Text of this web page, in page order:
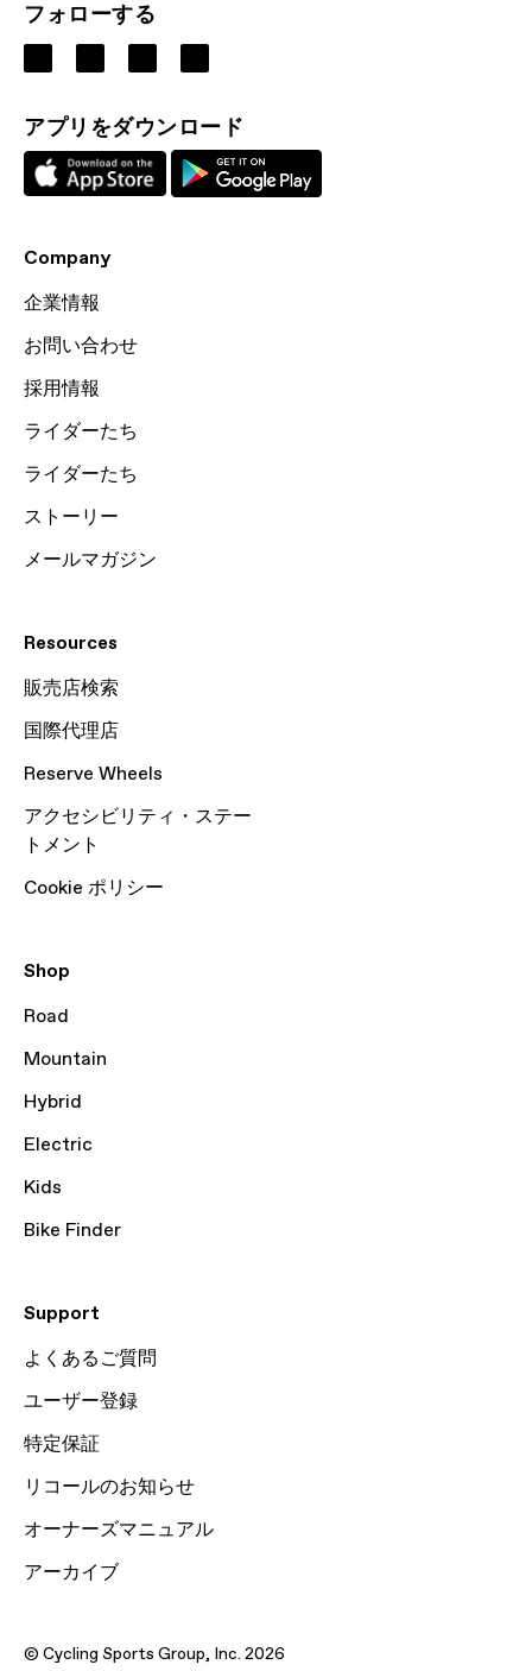
フォローする
アプリをダウンロード
Company
企業情報
お問い合わせ
採用情報
ライダーたち
ライダーたち
ストーリー
メールマガジン
Resources
販売店検索
国際代理店
Reserve Wheels
アクセシビリティ・ステー
トメント
Cookie ポリシー
Shop
Road
Mountain
Hybrid
Electric
Kids
Bike Finder
Support
よくあるご質問
ユーザー登録
特定保証
リコールのお知らせ
オーナーズマニュアル
アーカイブ
© Cycling Sports Group, Inc. 2026